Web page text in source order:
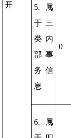
开
5.属
于三
类内
部事
务信
息
0
6.属